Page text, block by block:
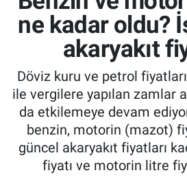
ne kadar oldu?
akaryakıt
Döviz kuru ve petrol
ile vergilere yapılan zamlar
da etkilemeye devam
benzin, motorin (mazot)
güncel akaryakıt fiyatları
fiyatı ve motorin litre
Ekonomi
Güncel
İnanç
Kadın & Aile
Kültür & Sanat
Son Dakika Haberleri
Haber Arşivi